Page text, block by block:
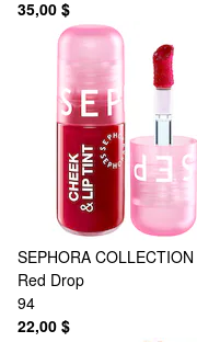
35,00 $
SEPHORA COLLECTION
Red Drop
94
22,00 $